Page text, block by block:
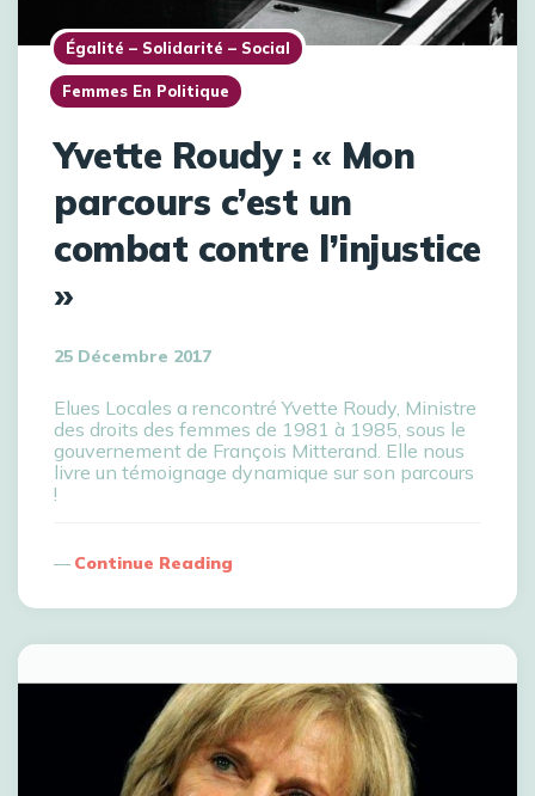
Égalité – Solidarité – Social
Femmes En Politique
Yvette Roudy : « Mon
parcours c’est un
combat contre l’injustice
»
25 Décembre 2017
Elues Locales a rencontré Yvette Roudy, Ministre
des droits des femmes de 1981 à 1985, sous le
gouvernement de François Mitterand. Elle nous
livre un témoignage dynamique sur son parcours
!
Continue Reading